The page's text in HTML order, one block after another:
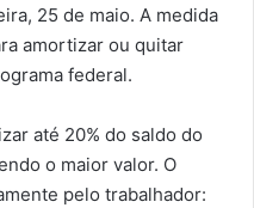
25 de maio. A medida
amortizar ou quitar
federal.
até 20% do saldo do
o maior valor. O
pelo trabalhador: